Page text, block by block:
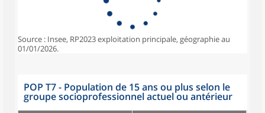
Source : Insee, RP2023 exploitation principale, géographie au
01/01/2026.
POP T7 - Population de 15 ans ou plus selon le
groupe socioprofessionnel actuel ou antérieur